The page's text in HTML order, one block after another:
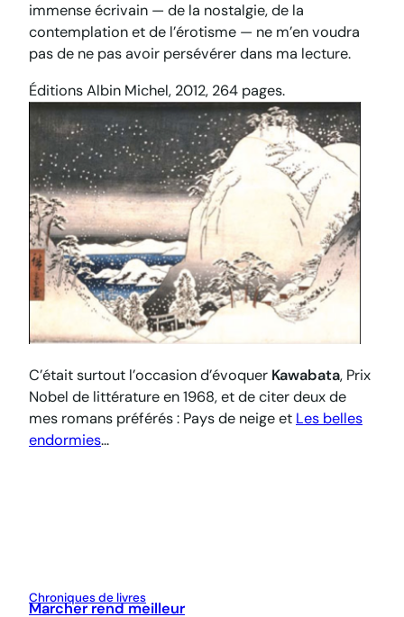
immense écrivain — de la nostalgie, de la
contemplation et de l’érotisme — ne m’en voudra
pas de ne pas avoir persévérer dans ma lecture.
Éditions Albin Michel, 2012, 264 pages.
C’était surtout l’occasion d’évoquer Kawabata, Prix
Nobel de littérature en 1968, et de citer deux de
mes romans préférés : Pays de neigeet Les belles
endormies…
Chroniques de livres
Marcher rend meilleur